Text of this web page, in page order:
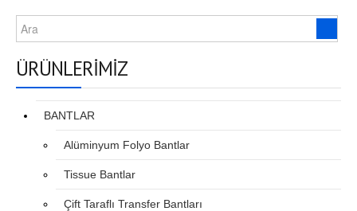
ÜRÜNLERİMİZ
BANTLAR
Alüminyum Folyo Bantlar
Tissue Bantlar
Çift Taraflı Transfer Bantları